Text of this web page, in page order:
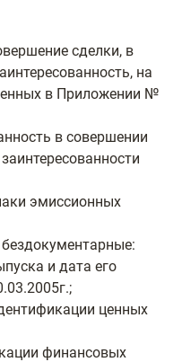
сделки, в
на
в Приложении №
в совершении
эмиссионных
и дата его
ценных
финансовых